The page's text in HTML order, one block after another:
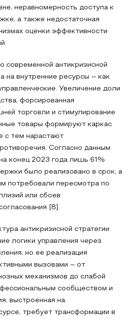
неравномерность доступа к
а также недостаточная
оценки эффективности
современной антикризисной
на внутренние ресурсы – как
Увеличение доли
форсированная
торговли и стимулирование
товары формируют каркас
с тем нарастают
Согласно данным
конец 2023 года лишь 61%
было реализовано в срок, а
потребовали пересмотра по
или сбоев
[8].
антикризисной стратегии
логики управления через
но её реализация
вызовами – от
механизмов до слабой
сообществом и
выстроенная на
требует трансформации в